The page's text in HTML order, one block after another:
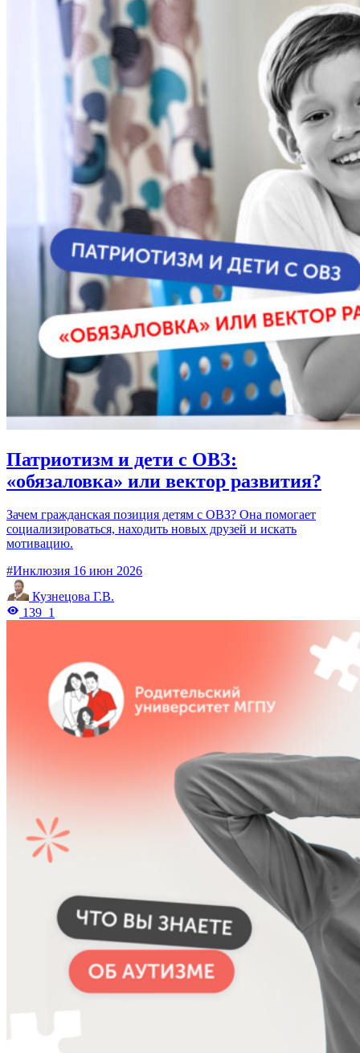
Патриотизм и дети с ОВЗ:
«обязаловка» или вектор развития?
Зачем гражданская позиция детям с ОВЗ? Она помогает
социализироваться, находить новых друзей и искать
мотивацию.
#Инклюзия 16 июн 2026
Кузнецова Г.В.
139 1